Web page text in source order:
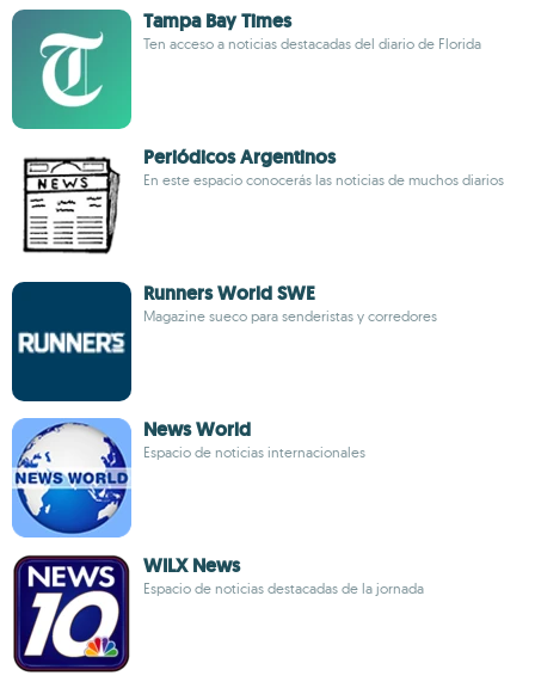
Tampa Bay Times
Ten acceso a noticias destacadas del diario de Florida
Periódicos Argentinos
En este espacio conocerás las noticias de muchos diarios
Runners World SWE
Magazine sueco para senderistas y corredores
News World
Espacio de noticias internacionales
WILX News
Espacio de noticias destacadas de la jornada